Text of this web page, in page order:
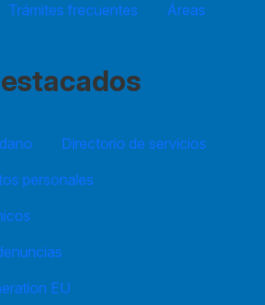
Trámites frecuentes Áreas
Directorio de servicios
personales
EU